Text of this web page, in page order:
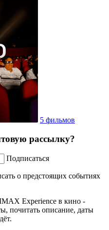
5 фильмов
рассылку?
Подписаться
о предстоящих событиях
Experience в кино -
почитать описание, даты